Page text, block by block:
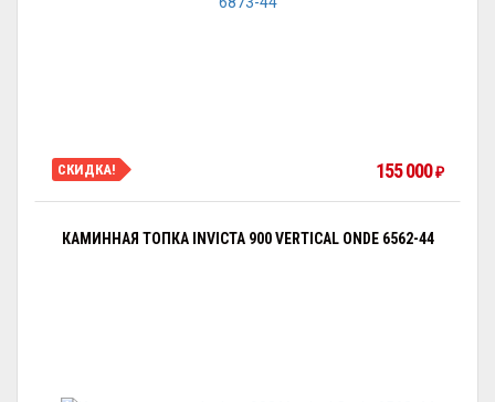
СКИДКА! 155 000₽
КАМИННАЯ ТОПКА INVICTA 900 VERTICAL ONDE 6562-44